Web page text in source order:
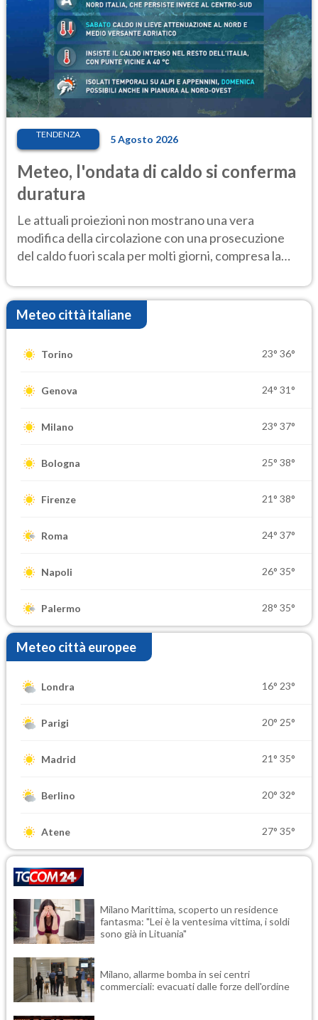
TENDENZA 5 Agosto 2026
Meteo, l'ondata di caldo si conferma
duratura
Le attuali proiezioni non mostrano una vera
modifica della circolazione con una prosecuzione
del caldo fuori scala per molti giorni, compresa la
Meteo città italiane
Torino 23° 36°
Genova 24° 31°
Milano 23° 37°
Bologna 25° 38°
Firenze 21° 38°
Roma 24° 37°
Napoli 26° 35°
Palermo 28° 35°
Meteo città europee
Londra 16° 23°
Parigi 20° 25°
Madrid 21° 35°
Berlino 20° 32°
Atene 27° 35°
Milano Marittima, scoperto un residence
fantasma: "Lei è la ventesima vittima, i soldi
sono già in Lituania"
Milano, allarme bomba in sei centri
commerciali: evacuati dalle forze dell'ordine